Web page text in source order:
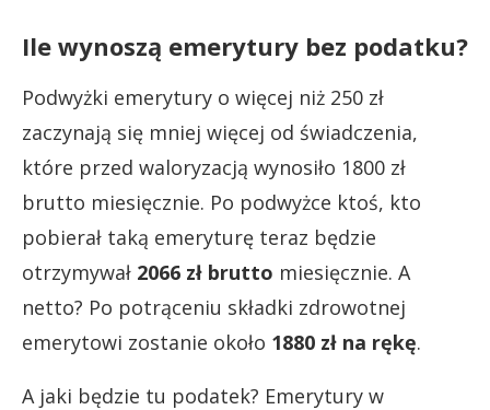
Ile wynoszą emerytury bez podatku?
Podwyżki emerytury o więcej niż 250 zł
zaczynają się mniej więcej od świadczenia,
które przed waloryzacją wynosiło 1800 zł
brutto miesięcznie. Po podwyżce ktoś, kto
pobierał taką emeryturę teraz będzie
otrzymywał 2066 zł brutto miesięcznie. A
netto? Po potrąceniu składki zdrowotnej
emerytowi zostanie około 1880 zł na rękę.
A jaki będzie tu podatek? Emerytury w